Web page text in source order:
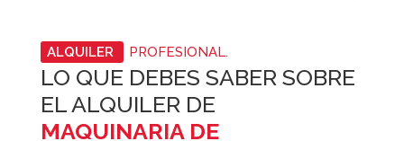
ALQUILER PROFESIONAL.
LO QUE DEBES SABER SOBRE
EL ALQUILER DE
MAQUINARIA DE